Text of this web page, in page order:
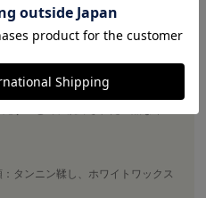
詳細
ーザーカットで精巧に抜いた、マ
。
イタリアのホワイトワックス仕上
ンニン鞣し、ホワイトワックス